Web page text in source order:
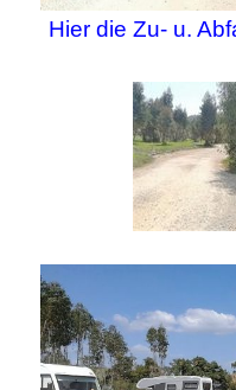
Hier die Zu- u.